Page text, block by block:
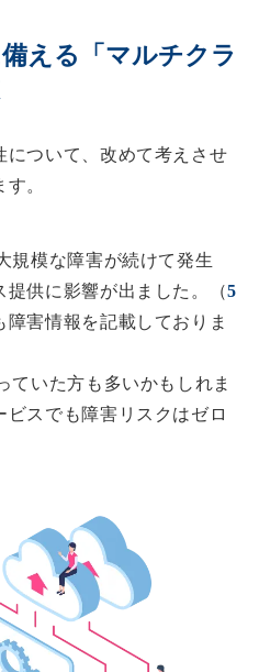
える「マルチクラ
について、改めて考えさせ
。
規模な障害が続けて発生
提供に影響が出ました。（5
障害情報を記載しておりま
ていた方も多いかもしれま
スでも障害リスクはゼロ